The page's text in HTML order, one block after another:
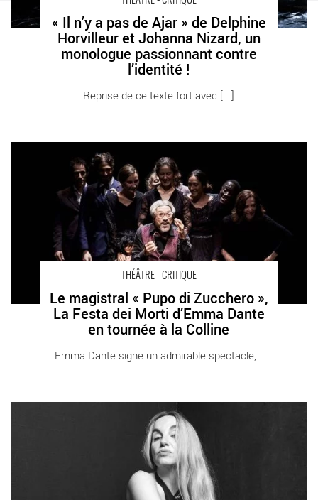
« Il n’y a pas de Ajar » de Delphine
Horvilleur et Johanna Nizard, un
monologue passionnant contre
l’identité !
Reprise de ce texte fort avec [...]
THÉÂTRE - CRITIQUE
Le magistral « Pupo di Zucchero »,
La Festa dei Morti d’Emma Dante
en tournée à la Colline
Emma Dante signe un admirable spectacle, [...]
Le magistral « Pupo di Zucchero », La Festa dei Morti d’Emma
Dante en tournée à la Colline - Critique sortie Théâtre Paris
Théâtre de la Colline
Je ne suis pas narcissique : une partition incantatoire de Sophie
Rockwell et Alain Klingler qui questionne la figure de l’Actrice -
Critique sortie Théâtre Paris _Le Lucernaire